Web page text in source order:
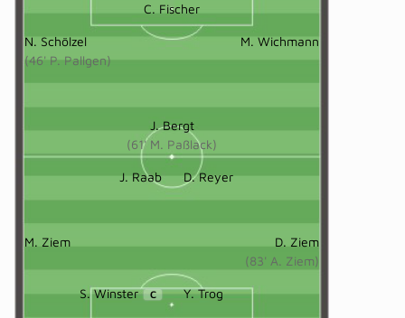
C. Fischer
N. Schölzel
(46' P. Pallgen)
M. Wichmann
J. Bergt
(61' M. Paßlack)
J. Raab D. Reyer
M. Ziem
D. Ziem
(83' A. Ziem)
S. Winster C Y. Trog